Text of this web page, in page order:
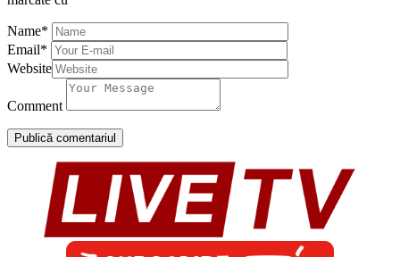
Name*
Email*
Website
Comment